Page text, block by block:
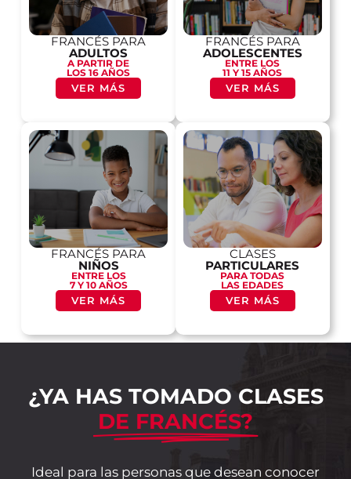
FRANCÉS PARA
ADULTOS
A PARTIR DE
LOS 16 AÑOS
VER MÁS
FRANCÉS PARA
ADOLESCENTES
ENTRE LOS
11 Y 15 AÑOS
VER MÁS
FRANCÉS PARA
NIÑOS
ENTRE LOS
7 Y 10 AÑOS
VER MÁS
CLASES
PARTICULARES
PARA TODAS
LAS EDADES
VER MÁS
¿YA HAS TOMADO CLASES
DE FRANCÉS?
Ideal para las personas que desean conocer